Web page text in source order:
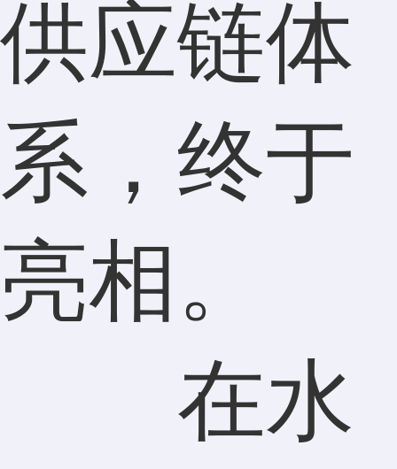
供应链体
系，终于
亮相。
在水